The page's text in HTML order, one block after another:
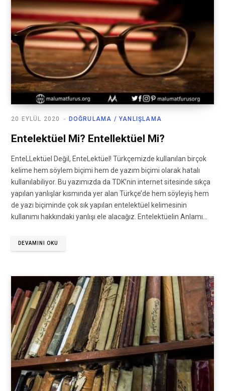
DOĞRULAMA / YANLIŞLAMA
20 EYLÜL 2020
Entelektüel Mi? Entellektüel Mi?
EnteLLektüel Değil, EnteLektüel! Türkçemizde kullanılan birçok
kelime hem söylem biçimi hem de yazım biçimi olarak hatalı
kullanılabiliyor. Bu yazımızda da TDK’nin internet sitesinde sıkça
yapılan yanlışlar kısmında yer alan Türkçe’de hem söyleyiş hem
de yazı biçiminde çok sık yapılan entelektüel kelimesinin
kullanımı hakkındaki yanlışı ele alacağız. Entelektüelin Anlamı…
DEVAMINI OKU